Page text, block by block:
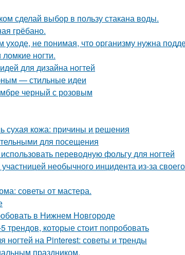
сделай выбор в пользу стакана воды.
грёбано.
не понимая, что организму нужна
ногти.
для дизайна ногтей
— стильные идеи
черный с розовым
сухая кожа: причины и решения
для посещения
переводную фольгу для ногтей
необычного инцидента из-за
советы от мастера.
в Нижнем Новгороде
которые стоит попробовать
ногтей на Pinterest: советы и тренды
праздником.